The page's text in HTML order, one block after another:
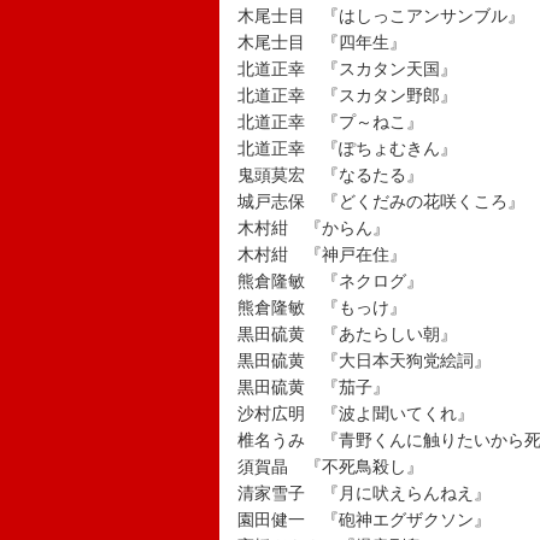
木尾士目 『はしっこアンサンブル』
木尾士目 『四年生』
北道正幸 『スカタン天国』
北道正幸 『スカタン野郎』
北道正幸 『プ～ねこ』
北道正幸 『ぽちょむきん』
鬼頭莫宏 『なるたる』
城戸志保 『どくだみの花咲くころ』
木村紺 『からん』
木村紺 『神戸在住』
熊倉隆敏 『ネクログ』
熊倉隆敏 『もっけ』
黒田硫黄 『あたらしい朝』
黒田硫黄 『大日本天狗党絵詞』
黒田硫黄 『茄子』
沙村広明 『波よ聞いてくれ』
椎名うみ 『青野くんに触りたいから死
須賀晶 『不死鳥殺し』
清家雪子 『月に吠えらんねえ』
園田健一 『砲神エグザクソン』